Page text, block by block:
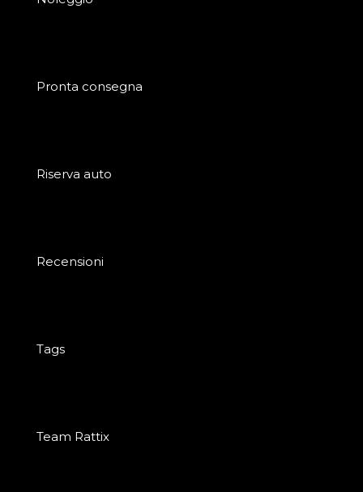
Pronta consegna
Riserva auto
Recensioni
Tags
Team Rattix